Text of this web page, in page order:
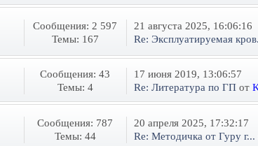
Сообщения: 2 597
Темы: 167
21 августа 2025, 16:06:16
Re: Эксплуатируемая
Сообщения: 43
Темы: 4
17 июня 2019, 13:06:57
Re: Литература по ГПот
Сообщения: 787
Темы: 44
20 апреля 2025, 17:32:17
Re: Методичка от Гуру г...